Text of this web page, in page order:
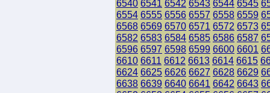
6540 6541 6542 6543 6544 6545
6554 6555 6556 6557 6558 6559
6568 6569 6570 6571 6572 6573
6582 6583 6584 6585 6586 6587
6596 6597 6598 6599 6600 6601
6610 6611 6612 6613 6614 6615
6624 6625 6626 6627 6628 6629
6638 6639 6640 6641 6642 6643